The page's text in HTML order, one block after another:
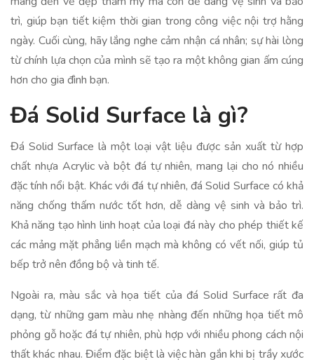
trì, giúp bạn tiết kiệm thời gian trong công việc nội trợ hằng
ngày. Cuối cùng, hãy lắng nghe cảm nhận cá nhân; sự hài lòng
từ chính lựa chọn của mình sẽ tạo ra một không gian ấm cúng
hơn cho gia đình bạn.
Đá Solid Surface là gì?
Đá Solid Surface là một loại vật liệu được sản xuất từ hợp
chất nhựa Acrylic và bột đá tự nhiên, mang lại cho nó nhiều
đặc tính nổi bật. Khác với đá tự nhiên, đá Solid Surface có khả
năng chống thấm nước tốt hơn, dễ dàng vệ sinh và bảo trì.
Khả năng tạo hình linh hoạt của loại đá này cho phép thiết kế
các mảng mặt phẳng liền mạch mà không có vết nối, giúp tủ
bếp trở nên đồng bộ và tinh tế.
Ngoài ra, màu sắc và họa tiết của đá Solid Surface rất đa
dạng, từ những gam màu nhẹ nhàng đến những họa tiết mô
phỏng gỗ hoặc đá tự nhiên, phù hợp với nhiều phong cách nội
thất khác nhau. Điểm đặc biệt là việc hàn gắn khi bị trầy xước